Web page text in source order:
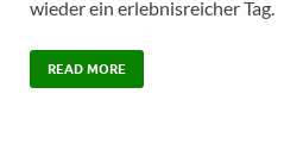
wieder ein erlebnisreicher Tag.
READ MORE